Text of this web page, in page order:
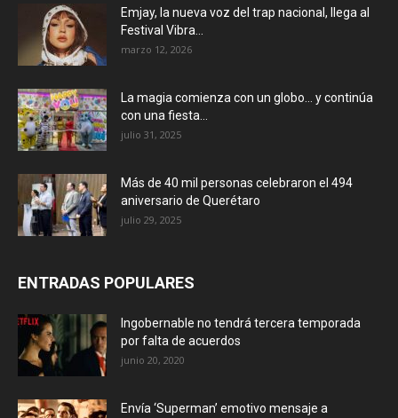
Emjay, la nueva voz del trap nacional, llega al
Festival Vibra...
marzo 12, 2026
La magia comienza con un globo… y continúa
con una fiesta...
julio 31, 2025
Más de 40 mil personas celebraron el 494
aniversario de Querétaro
julio 29, 2025
ENTRADAS POPULARES
Ingobernable no tendrá tercera temporada
por falta de acuerdos
junio 20, 2020
Envía ‘Superman’ emotivo mensaje a